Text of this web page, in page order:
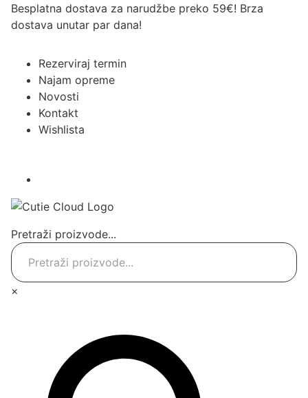
Besplatna dostava za narudžbe preko 59€! Brza
dostava unutar par dana!
Rezerviraj termin
Najam opreme
Novosti
Kontakt
Wishlista
Pretraži proizvode...
×